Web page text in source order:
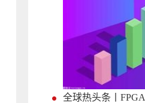
全球热头条丨